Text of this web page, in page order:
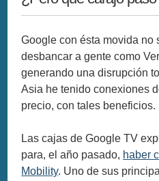
Google con ésta movida no
desbancar a gente como
generando una disrupción
Asia he tenido conexiones
precio, con tales beneficios.
Las cajas de Google TV
para, el año pasado, haber
Mobility. Uno de sus